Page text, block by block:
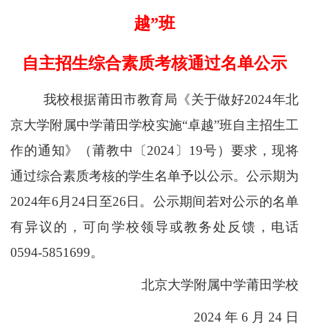
越”班
自主招生综合素质考核通过名单公示
我校根据莆田市教育局《关于做好2024年北
京大学附属中学莆田学校实施“卓越”班自主招生工
作的通知》（莆教中〔 2024 〕 19号）要求，现将
通过综合素质考核的学生名单予以公示。公示期为
2024年6 月 24日至26 日。公示期间若对公示的名单
有异议的，可向学校领导或教务处反馈，电话
0594-5851699。
北京大学附属中学莆田学校
2024 年 6 月 24 日